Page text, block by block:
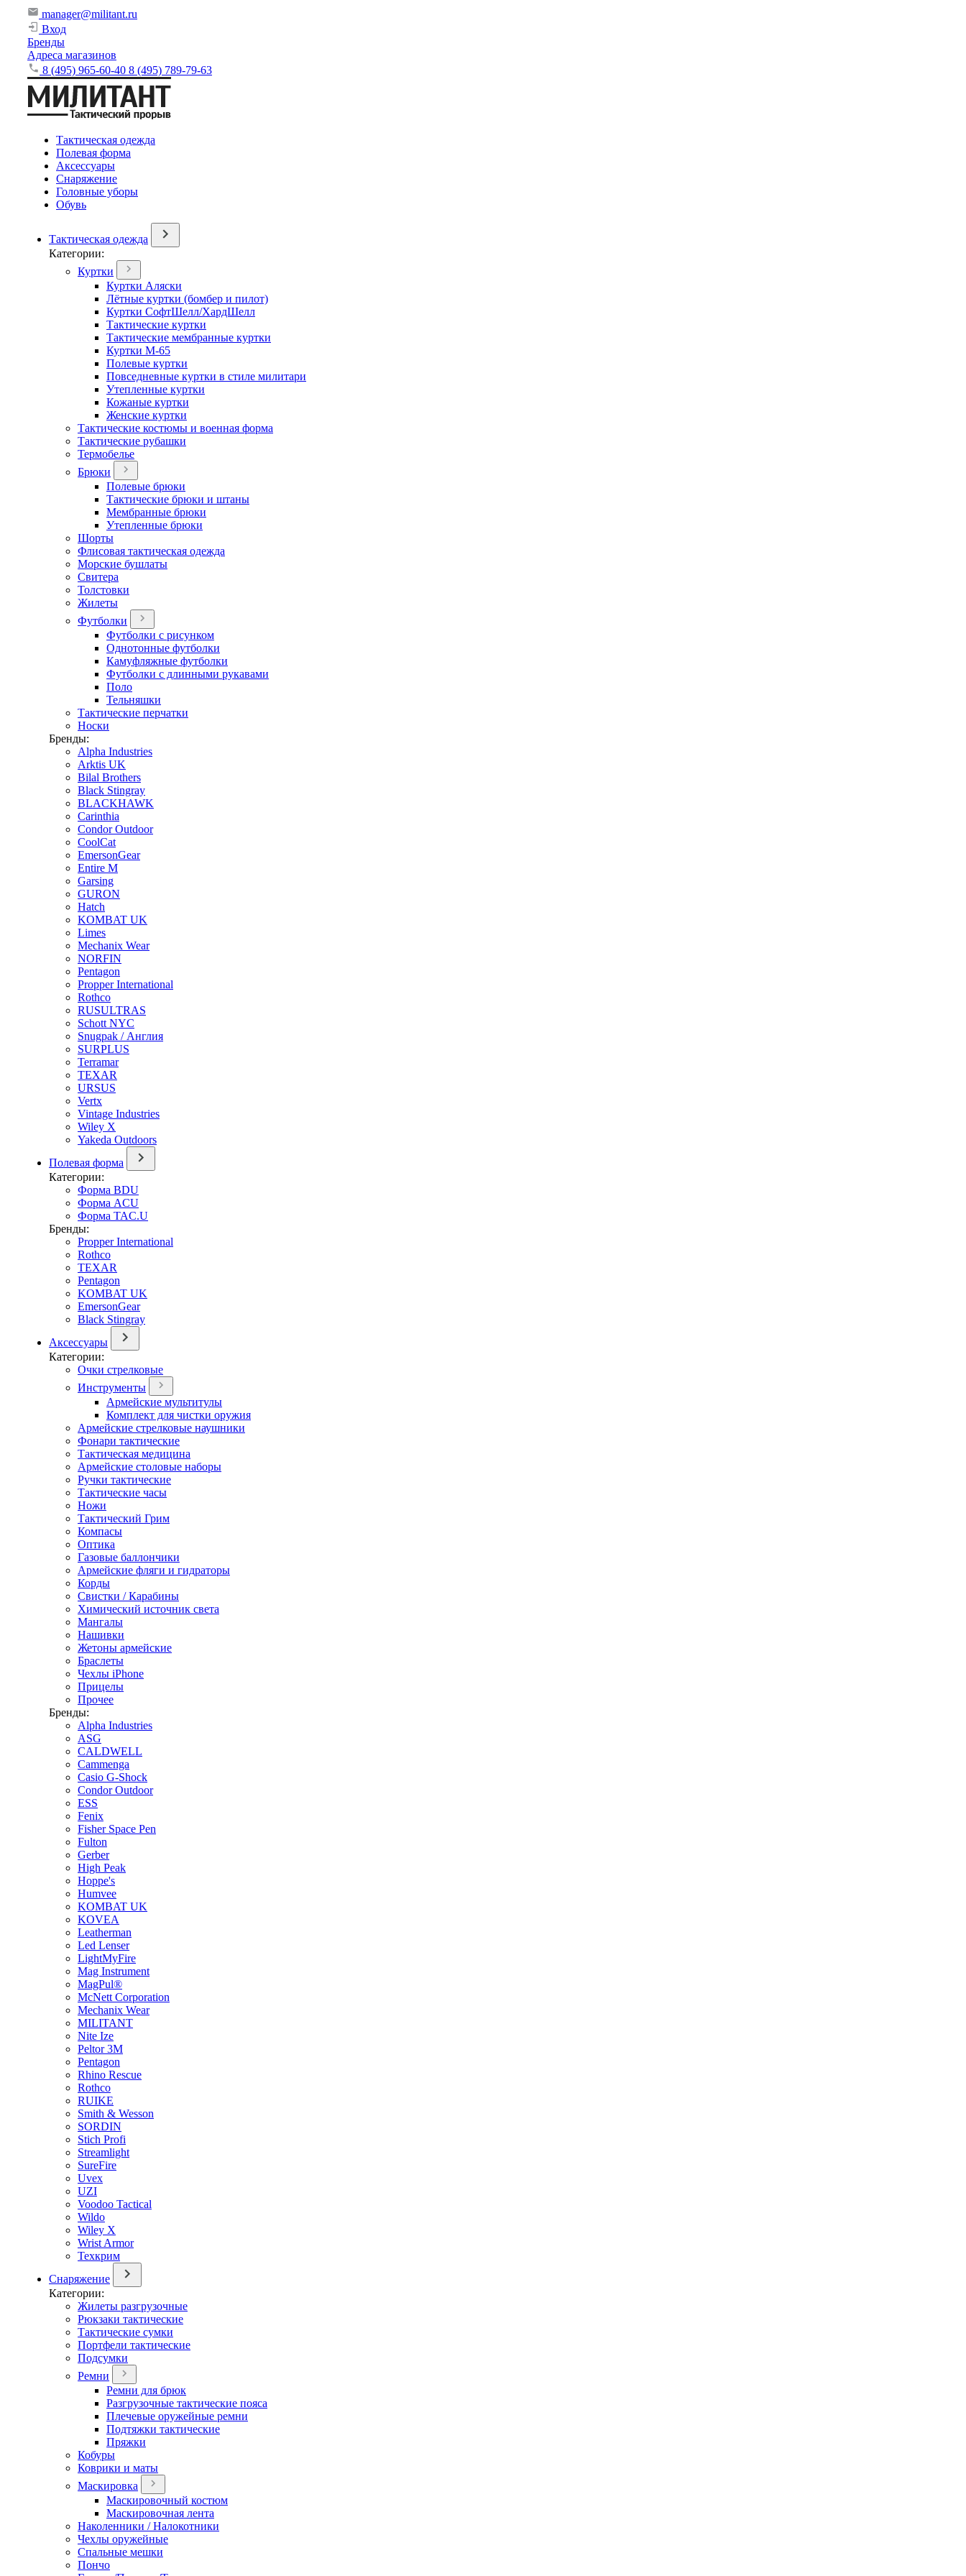
manager@militant.ru
Вход
Бренды
Адреса магазинов
8 (495) 965-60-40 8 (495) 789-79-63
Тактическая одежда
Полевая форма
Аксессуары
Снаряжение
Головные уборы
Обувь
Тактическая одежда
Категории:
Куртки
Куртки Аляски
Лётные куртки (бомбер и пилот)
Куртки СофтШелл/ХардШелл
Тактические куртки
Тактические мембранные куртки
Куртки М-65
Полевые куртки
Повседневные куртки в стиле милитари
Утепленные куртки
Кожаные куртки
Женские куртки
Тактические костюмы и военная форма
Тактические рубашки
Термобелье
Брюки
Полевые брюки
Тактические брюки и штаны
Мембранные брюки
Утепленные брюки
Шорты
Флисовая тактическая одежда
Морские бушлаты
Свитера
Толстовки
Жилеты
Футболки
Футболки с рисунком
Однотонные футболки
Камуфляжные футболки
Футболки с длинными рукавами
Поло
Тельняшки
Тактические перчатки
Носки
Бренды:
Alpha Industries
Arktis UK
Bilal Brothers
Black Stingray
BLACKHAWK
Carinthia
Condor Outdoor
CoolCat
EmersonGear
Entire M
Garsing
GURON
Hatch
KOMBAT UK
Limes
Mechanix Wear
NORFIN
Pentagon
Propper International
Rothco
RUSULTRAS
Schott NYC
Snugpak / Англия
SURPLUS
Terramar
TEXAR
URSUS
Vertx
Vintage Industries
Wiley X
Yakeda Outdoors
Полевая форма
Категории:
Форма BDU
Форма ACU
Форма TAC.U
Бренды:
Propper International
Rothco
TEXAR
Pentagon
KOMBAT UK
EmersonGear
Black Stingray
Аксессуары
Категории:
Очки стрелковые
Инструменты
Армейские мультитулы
Комплект для чистки оружия
Армейские стрелковые наушники
Фонари тактические
Тактическая медицина
Армейские столовые наборы
Ручки тактические
Тактические часы
Ножи
Тактический Грим
Компасы
Оптика
Газовые баллончики
Армейские фляги и гидраторы
Корды
Свистки / Карабины
Химический источник света
Мангалы
Нашивки
Жетоны армейские
Браслеты
Чехлы iPhone
Прицелы
Прочее
Бренды:
Alpha Industries
ASG
CALDWELL
Cammenga
Casio G-Shock
Condor Outdoor
ESS
Fenix
Fisher Space Pen
Fulton
Gerber
High Peak
Hoppe's
Humvee
KOMBAT UK
KOVEA
Leatherman
Led Lenser
LightMyFire
Mag Instrument
MagPul®
McNett Corporation
Mechanix Wear
MILITANT
Nite Ize
Peltor 3M
Pentagon
Rhino Rescue
Rothco
RUIKE
Smith & Wesson
SORDIN
Stich Profi
Streamlight
SureFire
Uvex
UZI
Voodoo Tactical
Wildo
Wiley X
Wrist Armor
Техкрим
Снаряжение
Категории:
Жилеты разгрузочные
Рюкзаки тактические
Тактические сумки
Портфели тактические
Подсумки
Ремни
Ремни для брюк
Разгрузочные тактические пояса
Плечевые оружейные ремни
Подтяжки тактические
Пряжки
Кобуры
Коврики и маты
Маскировка
Маскировочный костюм
Маскировочная лента
Наколенники / Налокотники
Чехлы оружейные
Спальные мешки
Пончо